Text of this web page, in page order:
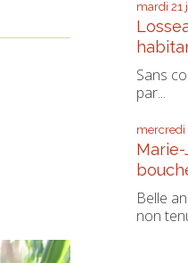
mardi 21
Sans
par...
mercredi
Belle
non